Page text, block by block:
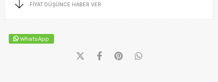
FIYAT DÜŞÜNCE HABER VER
WhatsApp